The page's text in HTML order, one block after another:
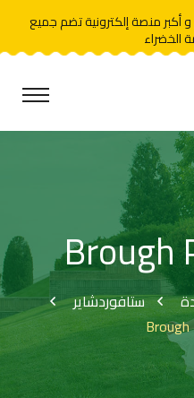
أكبر منصة إلكترونية تضم جميع
الخضراء
Brough
ستافوردشاير